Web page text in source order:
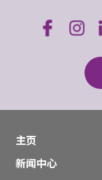
主页
新闻中心